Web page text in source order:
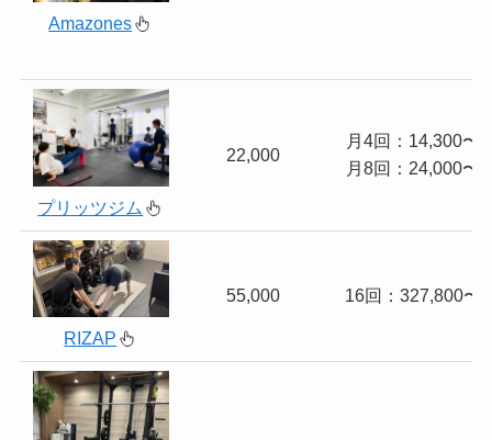
Amazones
プリッツジム
22,000
月4回：14,300〜
月8回：24,000〜
RIZAP
55,000 16回：327,800〜